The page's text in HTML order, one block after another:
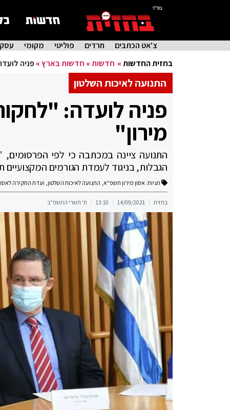
בס"ד
צ'אט הכתבים חרדים פוליטי מקומי
בחזית החדשות» חדשות» חדשות בארץ»פניה
התנועה לאיכות השלטון
פניה לועדה:
מירון"
התנועה ציינה במכתבה כי לפי
הגבלות, בניגוד לעמדת הגורמים המקצועיים
תגיות: אסון מירון תשפ"א, התנועה לאיכות השלטון, ועדת החקירה
בחזית 14/09/2021
13:10 ח' תשרי התשפ"ב